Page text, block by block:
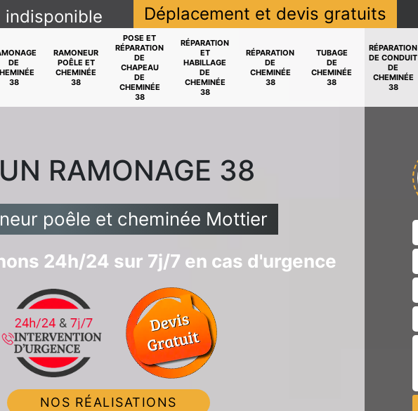
indisponible Déplacement et devis gratuits
DE
38
RAMONEUR
POÊLE ET
CHEMINÉE
38
POSE ET
RÉPARATION
DE
CHAPEAU
DE
CHEMINÉE
38
RÉPARATION
ET
HABILLAGE
DE
CHEMINÉE
38
RÉPARATION
DE
CHEMINÉE
38
TUBAGE
DE
CHEMINÉE
38
RÉPARATION
DE CONDUIT
DE
CHEMINÉE
38
RAMONAGE 38
poêle et cheminée Mottier
24h/24 sur 7j/7 en cas d'urgence
NOS RÉALISATIONS